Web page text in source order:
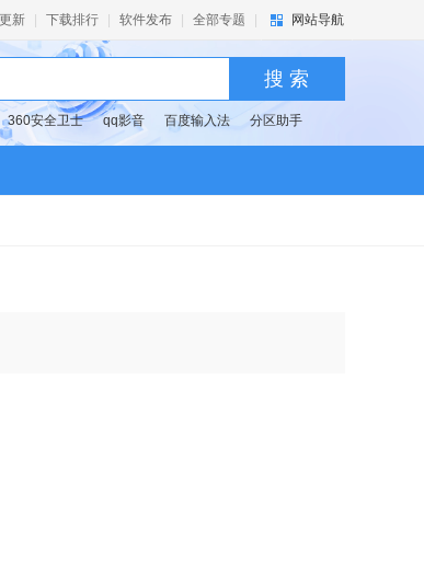
新 下载排行 软件发布 全部专题 网站导航
搜 索
360安全卫士 qq影音 百度输入法 分区助手